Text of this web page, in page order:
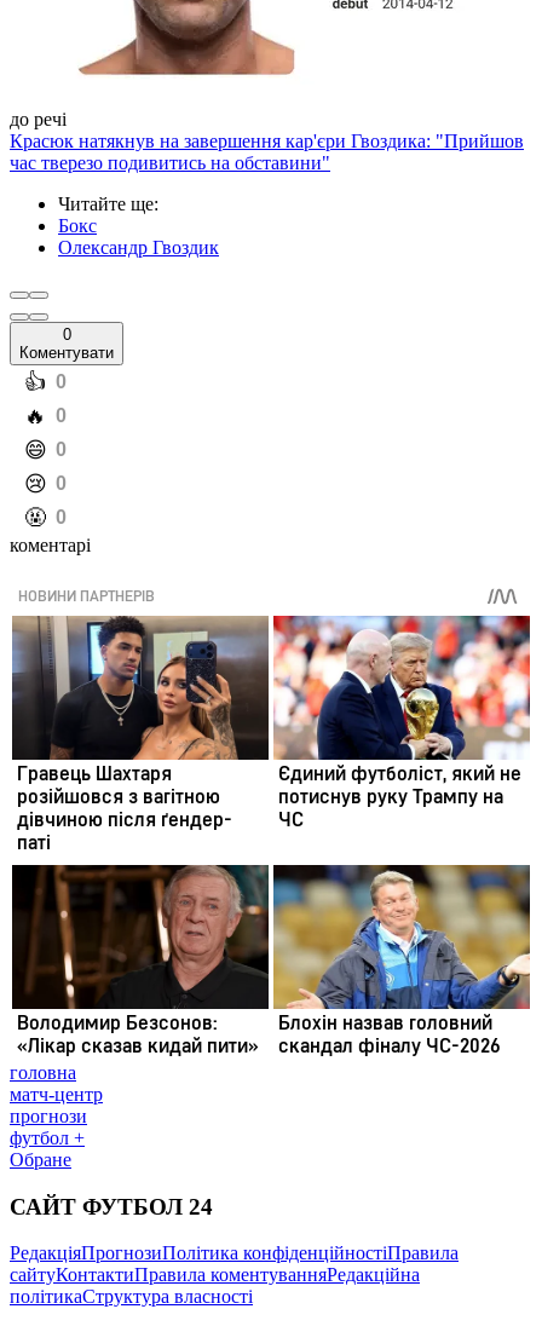
до речі
Красюк натякнув на завершення кар'єри Гвоздика: "Прийшов
час тверезо подивитись на обставини"
Читайте ще:
Бокс
Олександр Гвоздик
0
Коментувати
️👍 0
️🔥 0
️😄 0
️😢 0
️🤬 0
коментарі
головна
матч-центр
прогнози
футбол +
Обране
САЙТ ФУТБОЛ 24
РедакціяПрогнозиПолітика конфіденційностіПравила
сайтуКонтактиПравила коментуванняРедакційна
політикаСтруктура власності